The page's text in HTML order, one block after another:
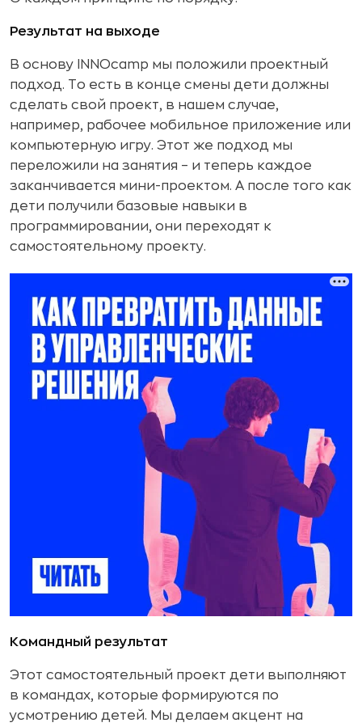
Результат на выходе
В основу INNOcamp мы положили проектный
подход. То есть в конце смены дети должны
сделать свой проект, в нашем случае,
например, рабочее мобильное приложение или
компьютерную игру. Этот же подход мы
переложили на занятия – и теперь каждое
заканчивается мини-проектом. А после того как
дети получили базовые навыки в
программировании, они переходят к
самостоятельному проекту.
Командный результат
Этот самостоятельный проект дети выполняют
в командах, которые формируются по
усмотрению детей. Мы делаем акцент на